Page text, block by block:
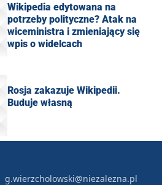
Wikipedia edytowana na
potrzeby polityczne? Atak na
wiceministra i zmieniający się
wpis o widelcach
Rosja zakazuje Wikipedii.
Buduje własną
g.wierzcholowski@niezalezna.pl